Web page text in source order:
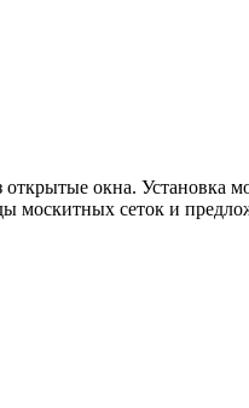
окна. Установка
москитных сеток и